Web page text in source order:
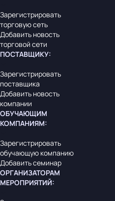
Зарегистрировать
торговую сеть
Добавить новость
торговой сети
ПОСТАВЩИКУ:
Зарегистрировать
поставщика
Добавить новость
компании
ОБУЧАЮЩИМ
КОМПАНИЯМ:
Зарегистрировать
обучающую компанию
Добавить семинар
ОРГАНИЗАТОРАМ
МЕРОПРИЯТИЙ: